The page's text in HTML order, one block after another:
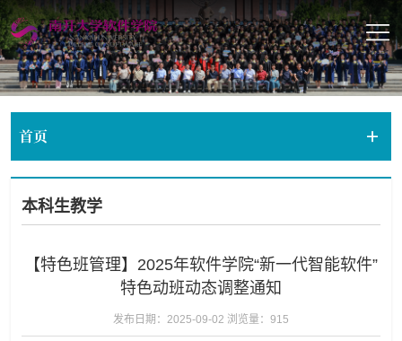
首页
本科生教学
【特色班管理】2025年软件学院“新一代智能软件”
特色动班动态调整通知
发布日期：2025-09-02 浏览量： 915